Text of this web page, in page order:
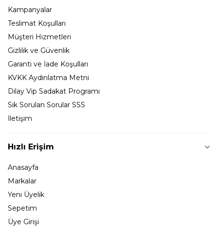
Kampanyalar
Teslimat Koşulları
Müşteri Hizmetleri
Gizlilik ve Güvenlik
Garanti ve İade Koşulları
KVKK Aydınlatma Metni
Dilay Vip Sadakat Programı
Sık Sorulan Sorular SSS
İletişim
Hızlı Erişim
Anasayfa
Markalar
Yeni Üyelik
Sepetim
Üye Girişi